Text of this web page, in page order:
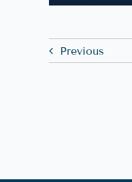
Previous